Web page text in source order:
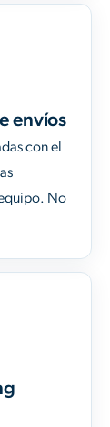
envíos
con el
No